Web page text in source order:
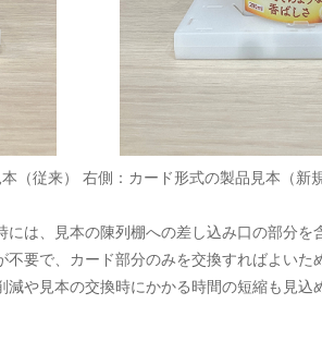
（従来） 右側：カード形式の製品見本（新規
は、見本の陳列棚への差し込み口の部分を
要で、カード部分のみを交換すればよい
や見本の交換時にかかる時間の短縮も見